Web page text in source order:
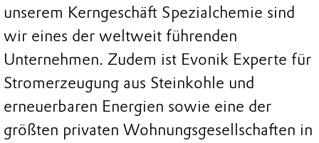
unserem Kerngeschäft Spezialchemie sind
wir eines der weltweit führenden
Unternehmen. Zudem ist Evonik Experte für
Stromerzeugung aus Steinkohle und
erneuerbaren Energien sowie eine der
größten privaten Wohnungsgesellschaften in